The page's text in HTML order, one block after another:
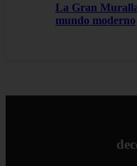
La Gran
mundo moderno